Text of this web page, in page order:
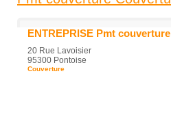
ENTREPRISE Pmt couverture
20 Rue Lavoisier
95300 Pontoise
Couverture